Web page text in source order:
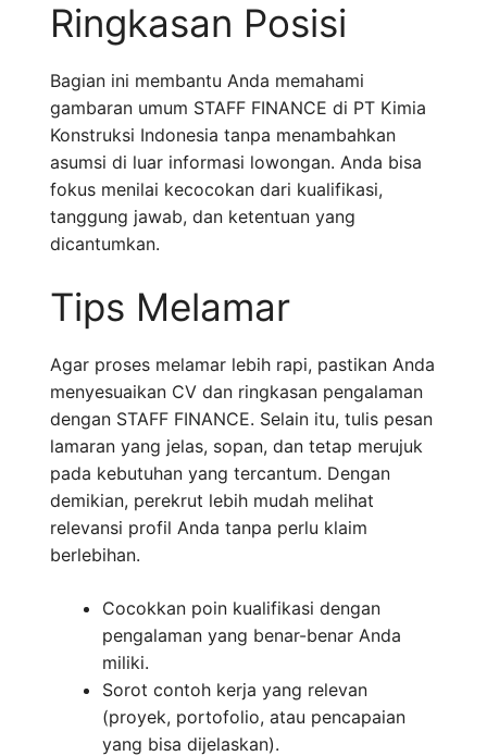
Ringkasan Posisi
Bagian ini membantu Anda memahami
gambaran umum STAFF FINANCE di PT Kimia
Konstruksi Indonesia tanpa menambahkan
asumsi di luar informasi lowongan. Anda bisa
fokus menilai kecocokan dari kualifikasi,
tanggung jawab, dan ketentuan yang
dicantumkan.
Tips Melamar
Agar proses melamar lebih rapi, pastikan Anda
menyesuaikan CV dan ringkasan pengalaman
dengan STAFF FINANCE. Selain itu, tulis pesan
lamaran yang jelas, sopan, dan tetap merujuk
pada kebutuhan yang tercantum. Dengan
demikian, perekrut lebih mudah melihat
relevansi profil Anda tanpa perlu klaim
berlebihan.
Cocokkan poin kualifikasi dengan
pengalaman yang benar-benar Anda
miliki.
Sorot contoh kerja yang relevan
(proyek, portofolio, atau pencapaian
yang bisa dijelaskan).